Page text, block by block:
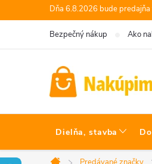
na
Dňa 6.8.2026 bude
Bezpečný nákup Ako
Dielňa, stavba